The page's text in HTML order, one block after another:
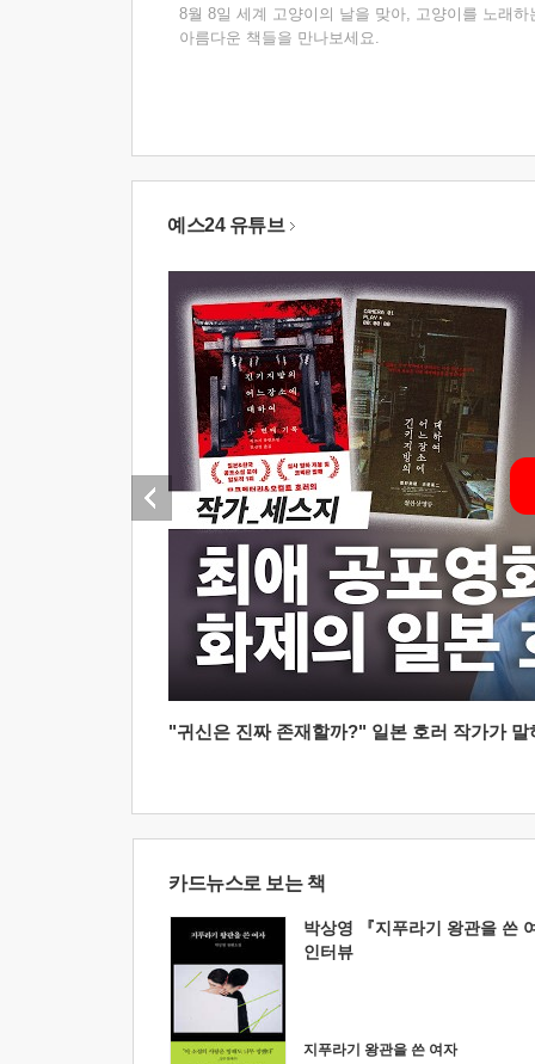
8월 8일 세계 고양이의 날을 맞아, 고양이를 노래하
아름다운 책들을 만나보세요.
예스24 유튜브
"귀신은 진짜 존재할까?" 일본 호러 작가가
카드뉴스로 보는 책
박상영 『지푸라기 왕관을 쓴
인터뷰
지푸라기 왕관을 쓴 여자